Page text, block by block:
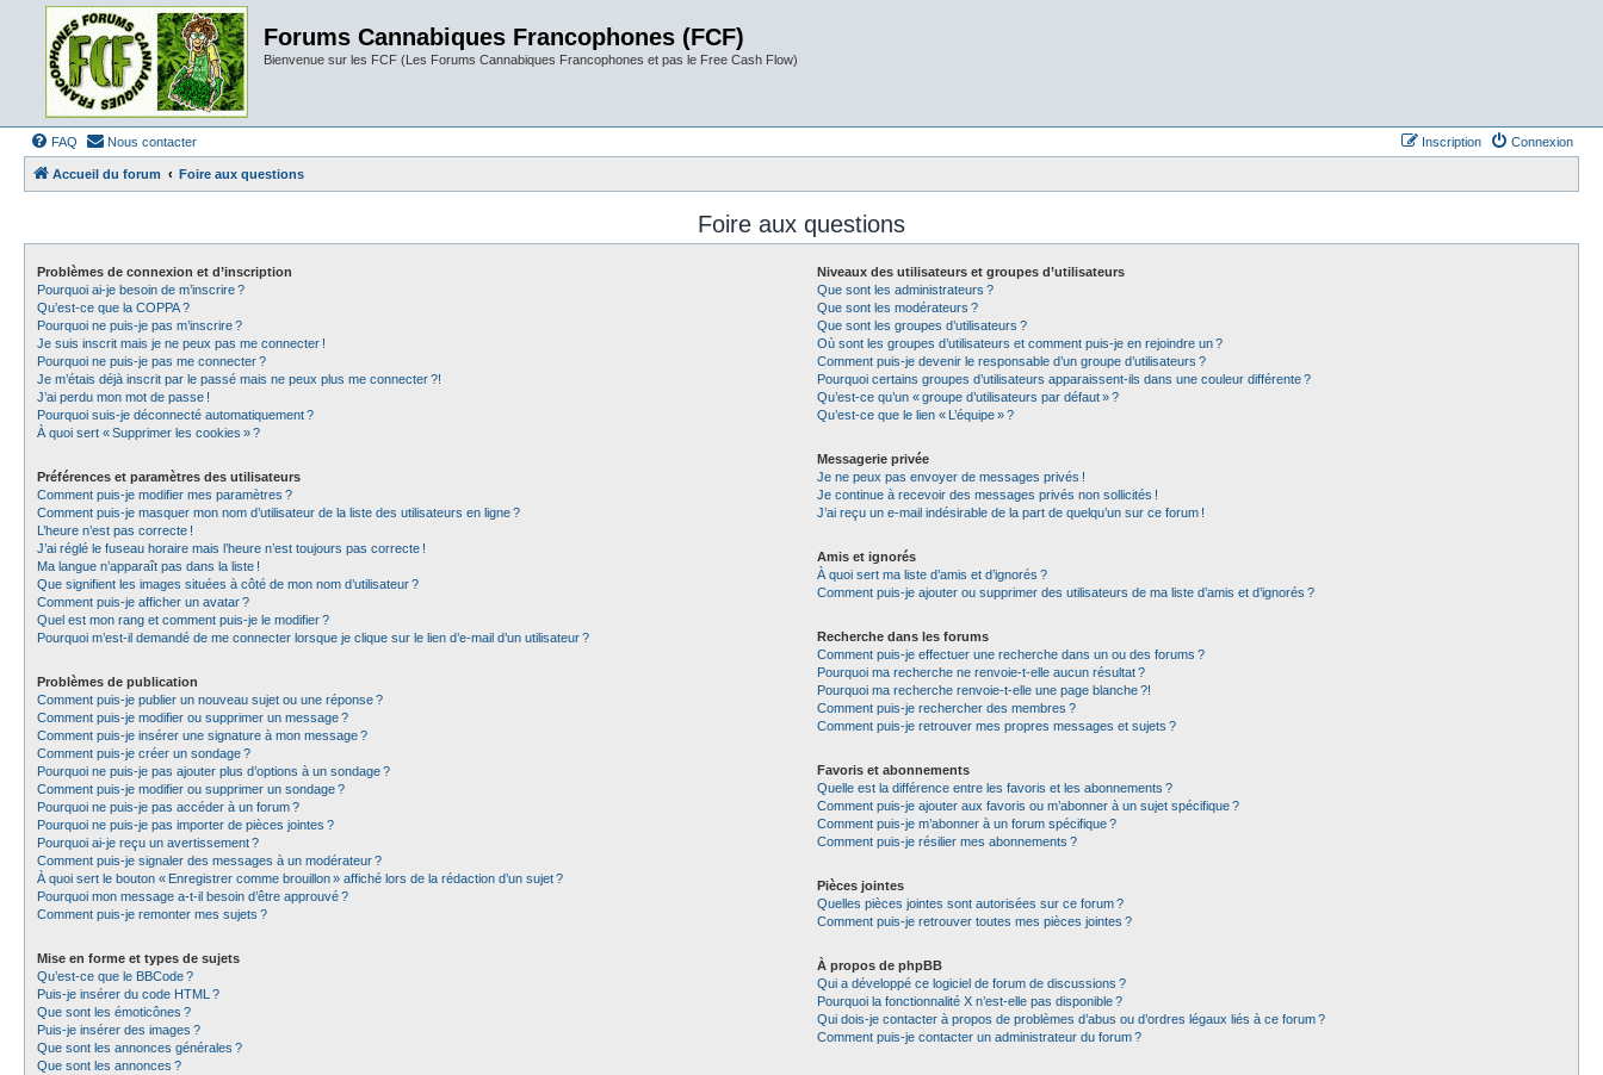
Forums Cannabiques Francophones (FCF)
Bienvenue sur les FCF (Les Forums Cannabiques Francophones et pas le Free Cash Flow)
FAQ Nous contacter Connexion
Inscription
Accueil du forum Foire aux questions
Foire aux questions
Problèmes de connexion et d’inscription
Pourquoi ai-je besoin de m’inscrire ?
Qu’est-ce que la COPPA ?
Pourquoi ne puis-je pas m’inscrire ?
Je suis inscrit mais je ne peux pas me connecter !
Pourquoi ne puis-je pas me connecter ?
Je m’étais déjà inscrit par le passé mais ne peux plus me connecter ?!
J’ai perdu mon mot de passe !
Pourquoi suis-je déconnecté automatiquement ?
À quoi sert « Supprimer les cookies » ?
Préférences et paramètres des utilisateurs
Comment puis-je modifier mes paramètres ?
Comment puis-je masquer mon nom d’utilisateur de la liste des utilisateurs en ligne ?
L’heure n’est pas correcte !
J’ai réglé le fuseau horaire mais l’heure n’est toujours pas correcte !
Ma langue n’apparaît pas dans la liste !
Que signifient les images situées à côté de mon nom d’utilisateur ?
Comment puis-je afficher un avatar ?
Quel est mon rang et comment puis-je le modifier ?
Pourquoi m’est-il demandé de me connecter lorsque je clique sur le lien d’e-mail d’un utilisateur ?
Problèmes de publication
Comment puis-je publier un nouveau sujet ou une réponse ?
Comment puis-je modifier ou supprimer un message ?
Comment puis-je insérer une signature à mon message ?
Comment puis-je créer un sondage ?
Pourquoi ne puis-je pas ajouter plus d’options à un sondage ?
Comment puis-je modifier ou supprimer un sondage ?
Pourquoi ne puis-je pas accéder à un forum ?
Pourquoi ne puis-je pas importer de pièces jointes ?
Pourquoi ai-je reçu un avertissement ?
Comment puis-je signaler des messages à un modérateur ?
À quoi sert le bouton « Enregistrer comme brouillon » affiché lors de la rédaction d’un sujet ?
Pourquoi mon message a-t-il besoin d’être approuvé ?
Comment puis-je remonter mes sujets ?
Mise en forme et types de sujets
Qu’est-ce que le BBCode ?
Puis-je insérer du code HTML ?
Que sont les émoticônes ?
Puis-je insérer des images ?
Que sont les annonces générales ?
Que sont les annonces ?
Niveaux des utilisateurs et groupes d’utilisateurs
Que sont les administrateurs ?
Que sont les modérateurs ?
Que sont les groupes d’utilisateurs ?
Où sont les groupes d’utilisateurs et comment puis-je en rejoindre un ?
Comment puis-je devenir le responsable d’un groupe d’utilisateurs ?
Pourquoi certains groupes d’utilisateurs apparaissent-ils dans une couleur différente ?
Qu’est-ce qu’un « groupe d’utilisateurs par défaut » ?
Qu’est-ce que le lien « L’équipe » ?
Messagerie privée
Je ne peux pas envoyer de messages privés !
Je continue à recevoir des messages privés non sollicités !
J’ai reçu un e-mail indésirable de la part de quelqu’un sur ce forum !
Amis et ignorés
À quoi sert ma liste d’amis et d’ignorés ?
Comment puis-je ajouter ou supprimer des utilisateurs de ma liste d’amis et d’ignorés ?
Recherche dans les forums
Comment puis-je effectuer une recherche dans un ou des forums ?
Pourquoi ma recherche ne renvoie-t-elle aucun résultat ?
Pourquoi ma recherche renvoie-t-elle une page blanche ?!
Comment puis-je rechercher des membres ?
Comment puis-je retrouver mes propres messages et sujets ?
Favoris et abonnements
Quelle est la différence entre les favoris et les abonnements ?
Comment puis-je ajouter aux favoris ou m’abonner à un sujet spécifique ?
Comment puis-je m’abonner à un forum spécifique ?
Comment puis-je résilier mes abonnements ?
Pièces jointes
Quelles pièces jointes sont autorisées sur ce forum ?
Comment puis-je retrouver toutes mes pièces jointes ?
À propos de phpBB
Qui a développé ce logiciel de forum de discussions ?
Pourquoi la fonctionnalité X n’est-elle pas disponible ?
Qui dois-je contacter à propos de problèmes d’abus ou d’ordres légaux liés à ce forum ?
Comment puis-je contacter un administrateur du forum ?